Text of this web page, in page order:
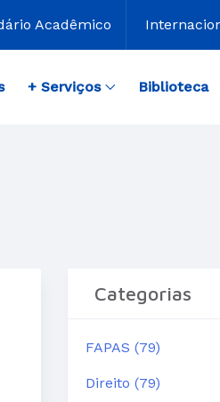
Acadêmico
+ Serviços Biblioteca
Categorias
FAPAS (79)
Direito (79)